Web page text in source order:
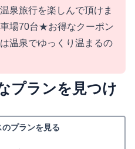
泉旅行を楽しんで頂けま
場70台★お得なクーポン
温泉でゆっくり温まるの
プランを見つけ
プランを見る